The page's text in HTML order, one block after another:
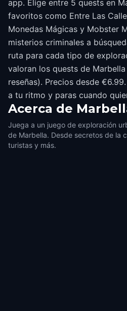
app. Elige entre 5 quests en
favoritos como Entre Las
Monedas Mágicas y Mobster
misterios criminales a
ruta para cada tipo de
valoran los quests de
reseñas). Precios desde
a tu ritmo y paras cuando
Acerca de
Juega a un juego de exploración
de Marbella. Desde secretos de la
turistas y más.